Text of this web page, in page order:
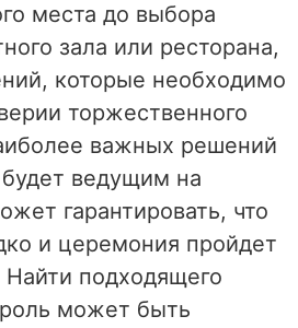
места до выбора
зала или ресторана,
которые необходимо
торжественного
важных решений
будет ведущим на
гарантировать, что
и церемония пройдет
подходящего
может быть